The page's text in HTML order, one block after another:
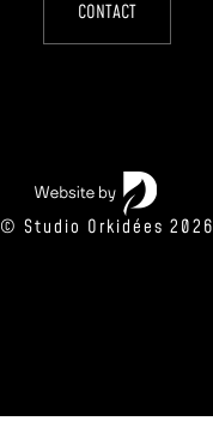
CONTACT
© Studio Orkidées 2026